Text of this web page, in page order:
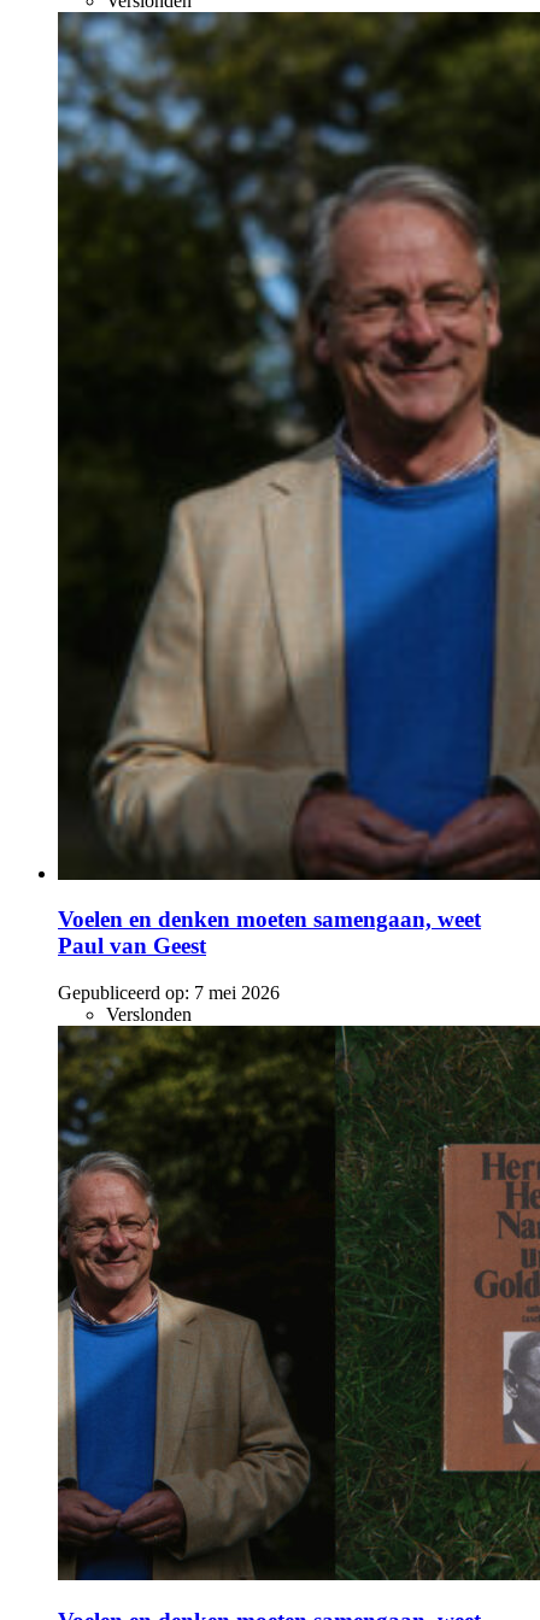
Voelen en denken moeten samengaan, weet
Paul van Geest
Gepubliceerd op: 7 mei 2026
Verslonden